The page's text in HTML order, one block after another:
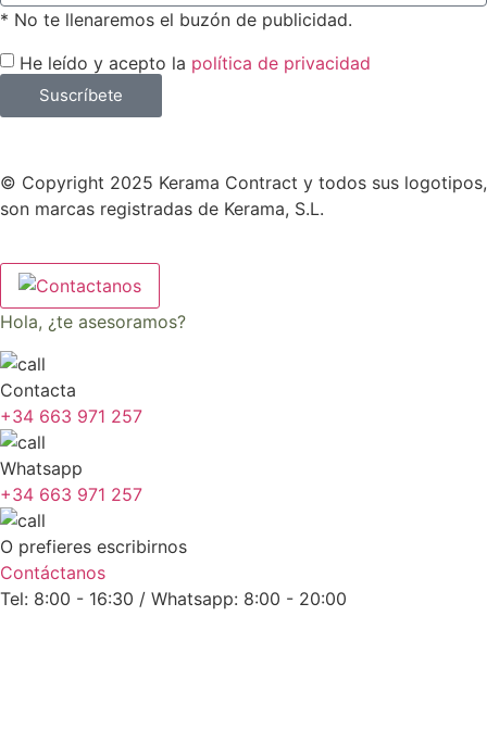
* No te llenaremos el buzón de publicidad.
He leído y acepto la política de privacidad
Suscríbete
© Copyright 2025 Kerama Contract y todos sus logotipos,
son marcas registradas de Kerama, S.L.
Hola, ¿te asesoramos?
Contacta
+34 663 971 257
Whatsapp
+34 663 971 257
O prefieres escribirnos
Contáctanos
Tel: 8:00 - 16:30 / Whatsapp: 8:00 - 20:00